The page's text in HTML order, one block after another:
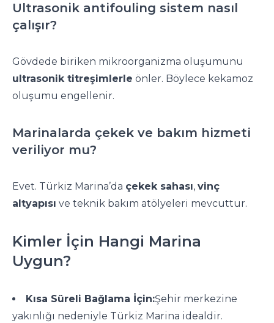
Ultrasonik antifouling sistem nasıl
çalışır?
Gövdede biriken mikroorganizma oluşumunu
ultrasonik titreşimlerle önler. Böylece kekamoz
oluşumu engellenir.
Marinalarda çekek ve bakım hizmeti
veriliyor mu?
Evet. Türkiz Marina’da çekek sahası, vinç
altyapısı ve teknik bakım atölyeleri mevcuttur.
Kimler İçin Hangi Marina
Uygun?
Kısa Süreli Bağlama İçin:Şehir merkezine
yakınlığı nedeniyle Türkiz Marina idealdir.